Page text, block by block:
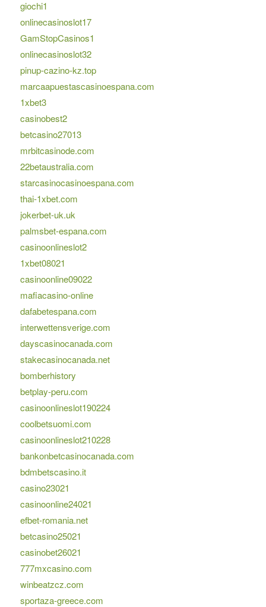
giochi1
onlinecasinoslot17
GamStopCasinos1
onlinecasinoslot32
pinup-cazino-kz.top
marcaapuestascasinoespana.com
1xbet3
casinobest2
betcasino27013
mrbitcasinode.com
22betaustralia.com
starcasinocasinoespana.com
thai-1xbet.com
jokerbet-uk.uk
palmsbet-espana.com
casinoonlineslot2
1xbet08021
casinoonline09022
mafiacasino-online
dafabetespana.com
interwettensverige.com
dayscasinocanada.com
stakecasinocanada.net
bomberhistory
betplay-peru.com
casinoonlineslot190224
coolbetsuomi.com
casinoonlineslot210228
bankonbetcasinocanada.com
bdmbetscasino.it
casino23021
casinoonline24021
efbet-romania.net
betcasino25021
casinobet26021
777mxcasino.com
winbeatzcz.com
sportaza-greece.com